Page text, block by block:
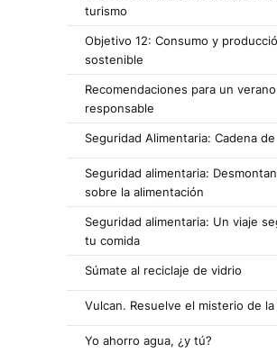
turismo
Objetivo 12: Consumo y
sostenible
Recomendaciones para un verano
responsable
Seguridad Alimentaria: Cadena
Seguridad alimentaria:
sobre la alimentación
Seguridad alimentaria: Un viaje
tu comida
Súmate al reciclaje de vidrio
Vulcan. Resuelve el misterio de la
Yo ahorro agua, ¿y tú?